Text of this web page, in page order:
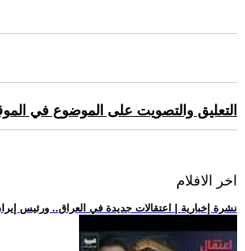
التعليق والتصويت على الموضوع في
اخر الافلام
.. نشرة إخبارية | اعتقالات جديدة في العراق.. ورئيس